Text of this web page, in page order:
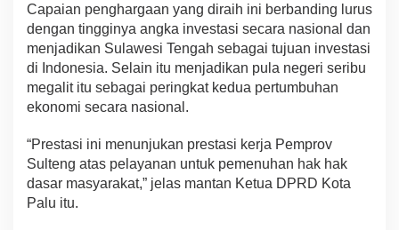
Capaian penghargaan yang diraih ini berbanding lurus
dengan tingginya angka investasi secara nasional dan
menjadikan Sulawesi Tengah sebagai tujuan investasi
di Indonesia. Selain itu menjadikan pula negeri seribu
megalit itu sebagai peringkat kedua pertumbuhan
ekonomi secara nasional.
“Prestasi ini menunjukan prestasi kerja Pemprov
Sulteng atas pelayanan untuk pemenuhan hak hak
dasar masyarakat,” jelas mantan Ketua DPRD Kota
Palu itu.